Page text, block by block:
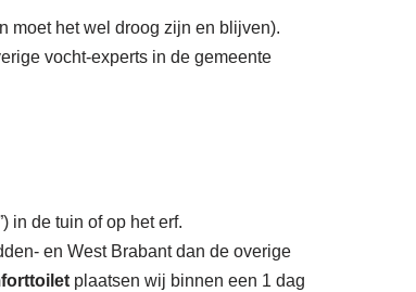
moet het wel droog zijn en blijven).
vocht-experts in de gemeente
in de tuin of op het erf.
en West Brabant dan de overige
plaatsen wij binnen een 1 dag